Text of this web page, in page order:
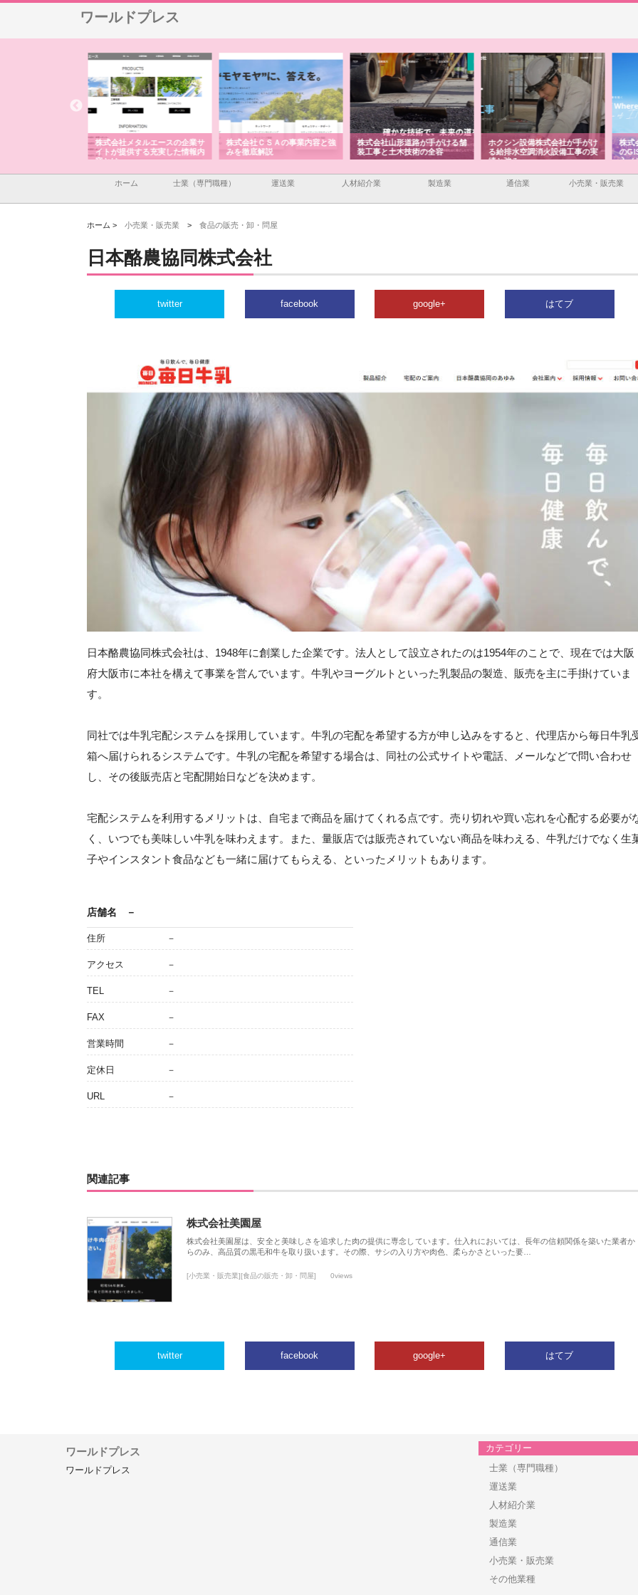
ワールドプレス
株式会社ＣＳＡの事業内容と強
みを徹底解説
株式会社山形道路が手がける舗
装工事と土木技術の全容
ホクシン設備株式会社が手がけ
る給排水空調消火設備工事の実
績と強み
株式会社東京シー・エム・シー
のGISインフラ管理システム導
入メリット
株
か
由
ホーム 士業（専門職種） 運送業 人材紹介業 製造業 通信業 小売業・販売業
ホーム > 小売業・販売業 > 食品の販売・卸・問屋
日本酪農協同株式会社
twitter facebook google+ はてブ
日本酪農協同株式会社は、1948年に創業した企業です。法人として設立されたのは1954年のことで、現在では大阪
府大阪市に本社を構えて事業を営んでいます。牛乳やヨーグルトといった乳製品の製造、販売を主に手掛けていま
す。
同社では牛乳宅配システムを採用しています。牛乳の宅配を希望する方が申し込みをすると、代理店から毎日牛乳
箱へ届けられるシステムです。牛乳の宅配を希望する場合は、同社の公式サイトや電話、メールなどで問い合わせ
し、その後販売店と宅配開始日などを決めます。
宅配システムを利用するメリットは、自宅まで商品を届けてくれる点です。売り切れや買い忘れを心配する必要が
く、いつでも美味しい牛乳を味わえます。また、量販店では販売されていない商品を味わえる、牛乳だけでなく生
子やインスタント食品なども一緒に届けてもらえる、といったメリットもあります。
店舗名 －
住所 －
アクセス －
TEL －
FAX －
営業時間 －
定休日 －
URL －
関連記事
株式会社美園屋
株式会社美園屋は、安全と美味しさを追求した肉の提供に専念しています。仕入れにおいては、長年の信頼関係を築いた業者か
らのみ、高品質の黒毛和牛を取り扱います。その際、サシの入り方や肉色、柔らかさといった要…
[小売業・販売業][食品の販売・卸・問屋] 0views
twitter facebook google+ はてブ
ワールドプレス
ワールドプレス
カテゴリー
士業（専門職種）
運送業
人材紹介業
製造業
通信業
小売業・販売業
その他業種